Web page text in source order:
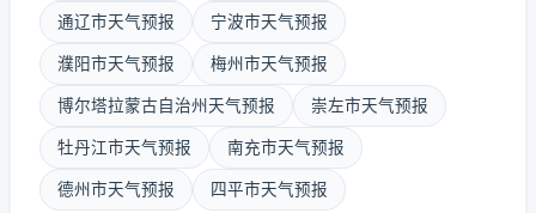
通辽市天气预报 宁波市天气预报
濮阳市天气预报 梅州市天气预报
博尔塔拉蒙古自治州天气预报 崇左市天气预报
牡丹江市天气预报 南充市天气预报
德州市天气预报 四平市天气预报